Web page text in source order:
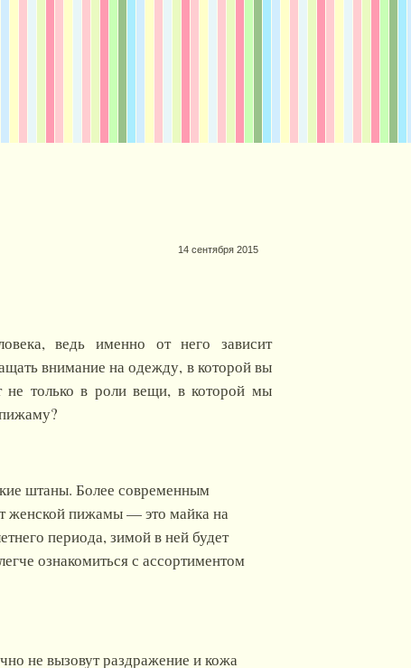
14 сентября 2015
ведь именно от него зависит
внимание на одежду, в которой вы
только в роли вещи, в которой мы
штаны. Более современным
женской пижамы — это майка на
периода, зимой в ней будет
ознакомиться с ассортиментом
не вызовут раздражение и кожа